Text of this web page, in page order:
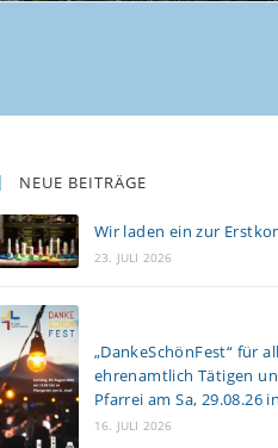
NEUE BEITRÄGE
Wir laden ein zur
23. JULI 2026
„DankeSchönFest“ für
ehrenamtlich Tätigen
Pfarrei am Sa, 29.08.26
16. JULI 2026